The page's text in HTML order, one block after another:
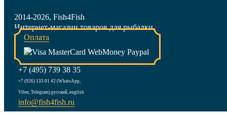
2014-2026, Fish4Fish
Интернет-магазин товаров для рыбалки
Оплата
+7 (495) 739 38 35
+7 (926) 133 01 42 (WhatsApp,
Viber, Telegram) русский, english
info@fish4fish.ru